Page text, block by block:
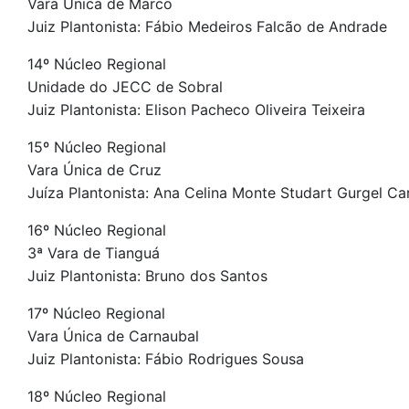
Juiz Plantonista: Fábio Medeiros Falcão de Andrade
14º Núcleo Regional
Unidade do JECC de Sobral
Juiz Plantonista: Elison Pacheco Oliveira Teixeira
15º Núcleo Regional
Vara Única de Cruz
Juíza Plantonista: Ana Celina Monte Studart Gurgel
16º Núcleo Regional
3ª Vara de Tianguá
Juiz Plantonista: Bruno dos Santos
17º Núcleo Regional
Vara Única de Carnaubal
Juiz Plantonista: Fábio Rodrigues Sousa
18º Núcleo Regional